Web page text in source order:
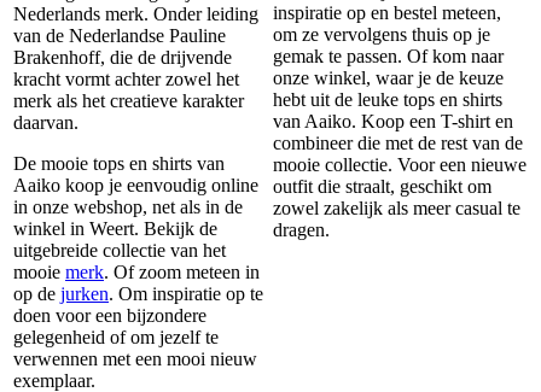
Nederlands merk. Onder leiding
van de Nederlandse Pauline
Brakenhoff, die de drijvende
kracht vormt achter zowel het
merk als het creatieve karakter
daarvan.
De mooie tops en shirts van
Aaiko koop je eenvoudig online
in onze webshop, net als in de
winkel in Weert. Bekijk de
uitgebreide collectie van het
mooie merk. Of zoom meteen in
op de jurken. Om inspiratie op te
doen voor een bijzondere
gelegenheid of om jezelf te
verwennen met een mooi nieuw
exemplaar.
inspiratie op en bestel meteen,
om ze vervolgens thuis op je
gemak te passen. Of kom naar
onze winkel, waar je de keuze
hebt uit de leuke tops en shirts
van Aaiko. Koop een T-shirt en
combineer die met de rest van de
mooie collectie. Voor een nieuwe
outfit die straalt, geschikt om
zowel zakelijk als meer casual te
dragen.